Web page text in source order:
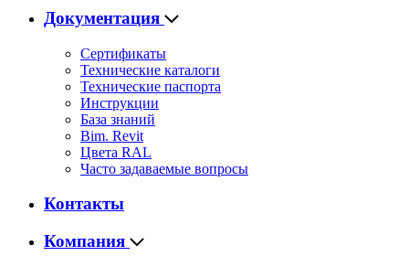
Документация
Сертификаты
Технические каталоги
Технические паспорта
Инструкции
База знаний
Bim. Revit
Цвета RAL
Часто задаваемые вопросы
Контакты
Компания